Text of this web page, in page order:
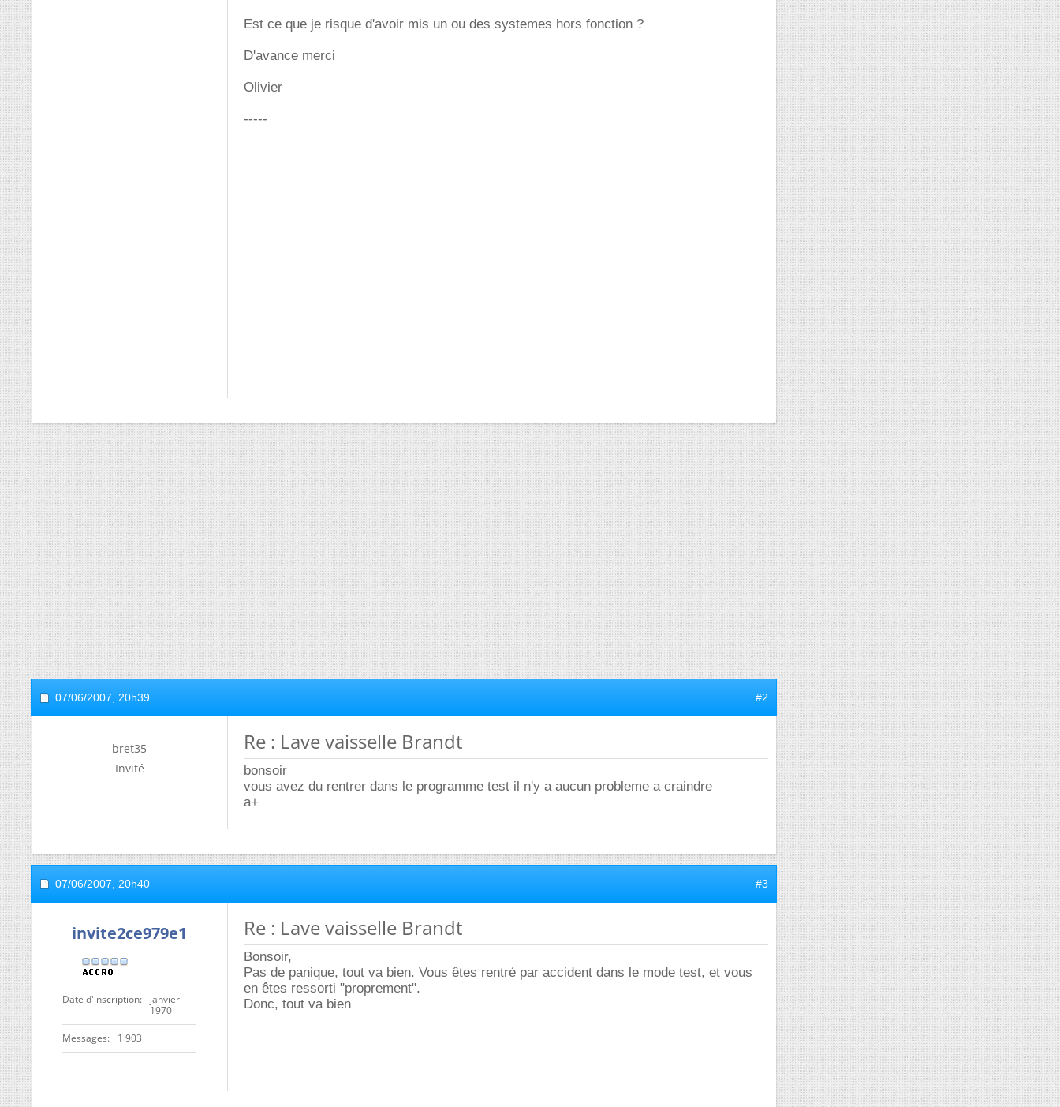
Est ce que je risque d'avoir mis un ou des systemes hors fonction ?
D'avance merci
Olivier
-----
07/06/2007, 20h39 #2
bret35
Invité
Re : Lave vaisselle Brandt
bonsoir
vous avez du rentrer dans le programme test il n'y a aucun probleme a craindre
a+
07/06/2007, 20h40 #3
invite2ce979e1
Date d'inscription
janvier
1970
Messages 1 903
Re : Lave vaisselle Brandt
Bonsoir,
Pas de panique, tout va bien. Vous êtes rentré par accident dans le mode test, et vous
en êtes ressorti "proprement".
Donc, tout va bien